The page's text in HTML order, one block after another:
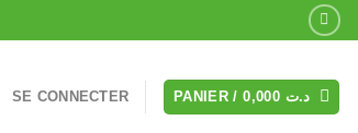
SE CONNECTER PANIER / د.ت